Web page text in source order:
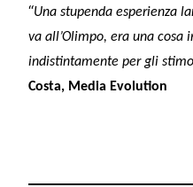
“Una stupenda esperienza
va all’Olimpo, era una
indistintamente per gli
Costa, Media Evolution